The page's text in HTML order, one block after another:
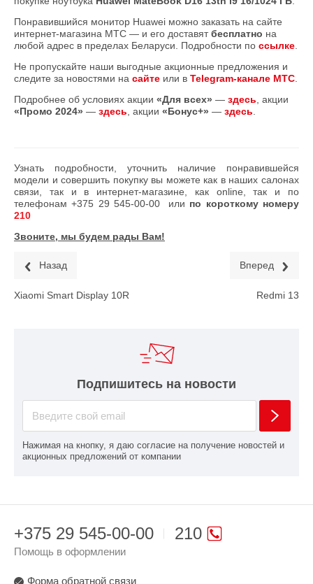
Понравившийся монитор Huawei можно заказать на сайте
интернет-магазина МТС — и его доставятбесплатно на
любой адрес в пределах Беларуси. Подробности по ссылке.
Не пропускайте наши выгодные акционные предложения и
следите за новостями на сайте или в Telegram-канале МТС.
Подробнее об условиях акции «Для всех» — здесь, акции
«Промо 2024» — здесь, акции «Бонус+» — здесь.
Узнать подробности, уточнить наличие понравившейся
модели и совершить покупку вы можете как в наших салонах
связи, так и в интернет-магазине, как online, так и по
телефонам+375 29 545-00-00 или по короткому номеру
210
Звоните, мы будем рады Вам!
Назад
Xiaomi Smart Display 10R
Вперед
Redmi 13
Подпишитесь на новости
Нажимая на кнопку, я даю согласие на получение новостей и
акционных предложений от компании
210
+375 29 545-00-00
Помощь в оформлении
Форма обратной связи